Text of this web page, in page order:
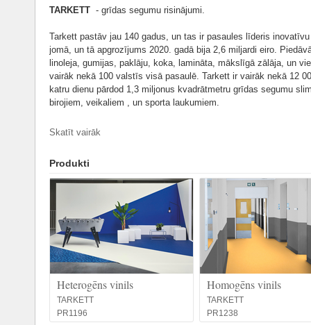
TARKETT - grīdas segumu risinājumi.
Tarkett pastāv jau 140 gadus, un tas ir pasaules līderis
jomā, un tā apgrozījums 2020. gadā bija 2,6 miljardi eiro.
linoleja, gumijas, paklāju, koka, lamināta, mākslīgā zālāja, un
vairāk nekā 100 valstīs visā pasaulē. Tarkett ir vairāk nekā 12
katru dienu pārdod 1,3 miljonus kvadrātmetru grīdas segumu
birojiem, veikaliem , un sporta laukumiem.
Tarkett ir apņēmies izveidot "ceļu uz labākām grīdām" ar
www.tarkett.lv
Skatīt vairāk
Produkti
Heterogēns vinils
TARKETT
PR1196
Homogēns vinils
TARKETT
PR1238